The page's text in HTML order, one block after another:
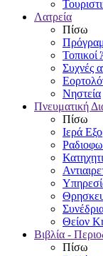
Λατρεία
Πίσω
Τοπικοί
Συχνές
Νηστεία
Πνευματική
Πίσω
Ιερά
Θείον
Βιβλία -
Πίσω